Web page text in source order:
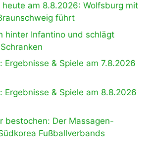
heute am 8.8.2026: Wolfsburg mit
führt
hinter Infantino und schlägt
Ergebnisse & Spiele am 7.8.2026
Ergebnisse & Spiele am 8.8.2026
bestochen: Der Massagen-
Fußballverbands